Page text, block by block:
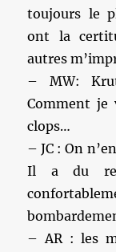
toujours le
ont la
autres
– MW:
Comment je
clops…
– JC : On
Il a du
– AR : les